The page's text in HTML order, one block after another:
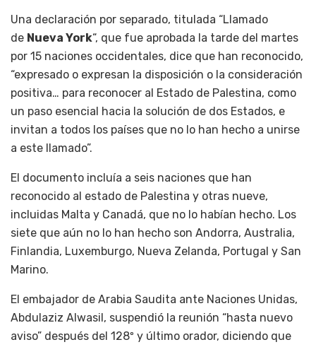
Una declaración por separado, titulada “Llamado
de Nueva York“, que fue aprobada la tarde del martes
por 15 naciones occidentales, dice que han reconocido,
“expresado o expresan la disposición o la consideración
positiva… para reconocer al Estado de Palestina, como
un paso esencial hacia la solución de dos Estados, e
invitan a todos los países que no lo han hecho a unirse
a este llamado”.
El documento incluía a seis naciones que han
reconocido al estado de Palestina y otras nueve,
incluidas Malta y Canadá, que no lo habían hecho. Los
siete que aún no lo han hecho son Andorra, Australia,
Finlandia, Luxemburgo, Nueva Zelanda, Portugal y San
Marino.
El embajador de Arabia Saudita ante Naciones Unidas,
Abdulaziz Alwasil, suspendió la reunión “hasta nuevo
aviso” después del 128º y último orador, diciendo que